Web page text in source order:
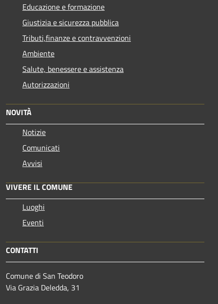
Educazione e formazione
Giustizia e sicurezza pubblica
Tributi,finanze e contravvenzioni
Ambiente
Salute, benessere e assistenza
Autorizzazioni
NOVITÀ
Notizie
Comunicati
Avvisi
VIVERE IL COMUNE
Luoghi
Eventi
CONTATTI
Comune di San Teodoro
Via Grazia Deledda, 31